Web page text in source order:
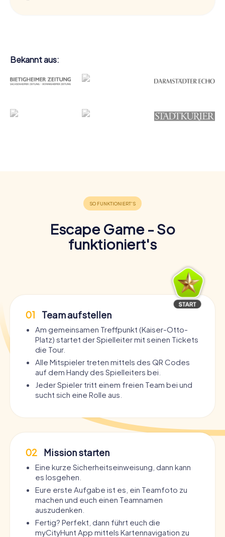
Bekannt aus:
Escape Game - So
funktioniert's
01 Team aufstellen
Am gemeinsamen Treffpunkt (Kaiser-Otto-
Platz) startet der Spielleiter mit seinen Tickets
die Tour.
Alle Mitspieler treten mittels des QR Codes
auf dem Handy des Spielleiters bei.
Jeder Spieler tritt einem freien Team bei und
sucht sich eine Rolle aus.
02 Mission starten
Eine kurze Sicherheitseinweisung, dann kann
es losgehen.
Eure erste Aufgabe ist es, ein Teamfoto zu
machen und euch einen Teamnamen
auszudenken.
Fertig? Perfekt, dann führt euch die
myCityHunt App mittels Kartennavigation zu